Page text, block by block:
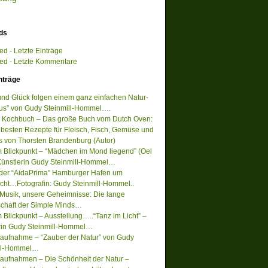
- Letzte Einträge
- Letzte Kommentare
Glück folgen einem ganz einfachen Natur-
von Gudy Steinmill-Hommel….
Kochbuch – Das große Buch vom Dutch Oven:
Rezepte für Fleisch, Fisch, Gemüse und
von Thorsten Brandenburg (Autor)
Blickpunkt – “Mädchen im Mond liegend” (Oel
Gudy Steinmill-Hommel…
“AidaPrima” Hamburger Hafen um
Gudy Steinmill-Hommel..
unsere Geheimnisse: Die lange
der Simple Minds…
Blickpunkt – Ausstellung…..“Tanz im Licht” –
Gudy Steinmill-Hommel…
– “Zauber der Natur” von Gudy
Hommel…
– Die Schönheit der Natur –